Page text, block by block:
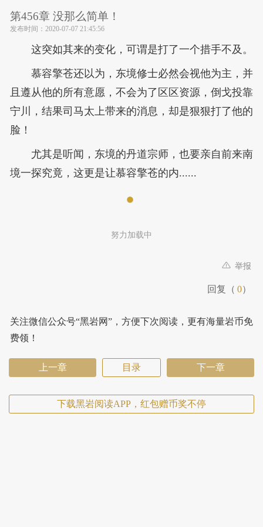
第456章 没那么简单！
发布时间： 2020-07-07 21:45:56
这突如其来的变化，可谓是打了一个措手不及。
慕容擎苍还以为，东境修士必然会视他为主，并
且遵从他的所有意愿，不会为了区区资源，倒戈投靠
宁川，结果司马太上带来的消息，却是狠狠打了他的
脸！
尤其是听闻，东境的丹道宗师，也要亲自前来南
境一探究竟，这更是让慕容擎苍的内......
努力加载中
举报
回复（ 0）
关注微信公众号“黑岩网”，方便下次阅读，更有海量岩币免
费领！
上一章 目录 下一章
下载黑岩阅读APP，红包赠币奖不停